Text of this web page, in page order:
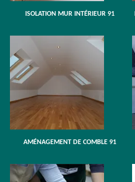
ISOLATION MUR INTÉRIEUR 91
AMÉNAGEMENT DE COMBLE 91